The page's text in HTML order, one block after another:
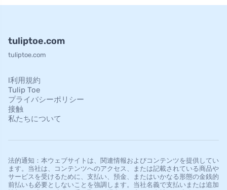
tuliptoe.com
tuliptoe.com
l利用規約
Tulip Toe
プライバシーポリシー
接触
私たちについて
法的通知：本ウェブサイトは、関連情報およびコンテンツを提供してい
ます。当社は、コンテンツへのアクセス、または記載されている商品や
サービスを受けるために、支払い、預金、またはいかなる形態の金銭的
前払いも必要としないことを強調します。当社名義で支払いまたは追加